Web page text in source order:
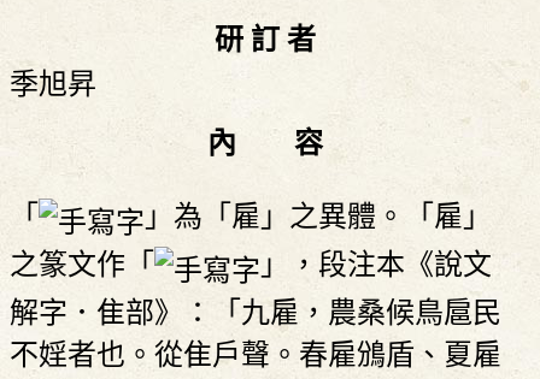
研 訂 者
季旭昇
內 容
「
」為「雇」之異體。「雇」
之篆文作「
」，段注本《說文
解字．隹部》：「九雇，農桑候鳥扈民
不婬者也。從隹戶聲。春雇鳻盾、夏雇